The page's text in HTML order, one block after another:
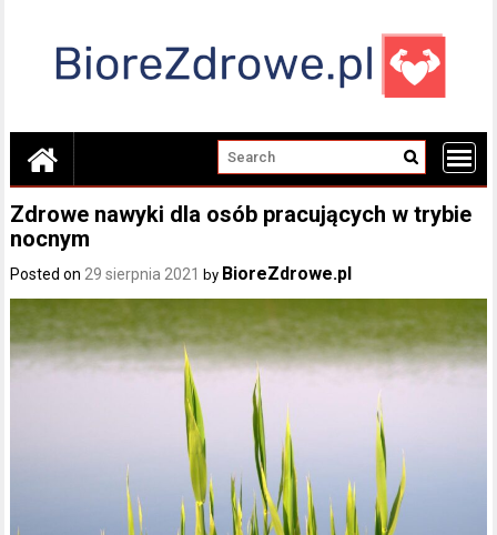
Zdrowe nawyki dla osób pracujących w trybie
nocnym
Posted on 29 sierpnia 2021 by BioreZdrowe.pl